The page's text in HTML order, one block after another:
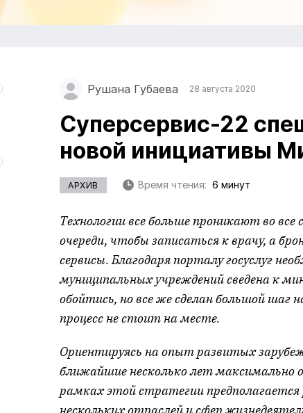
Рушана Губаева 28 августа 2020
Суперсервис-22
новой инициативы
АРХИВ Время чтения: 6 минут
Технологии все больше проникают во
очереди, чтобы записаться к врачу, а
сервисы. Благодаря порталу госуслуг
муниципальных учреждений сведена к
обойтись, но все же сделан большой
процесс не стоит на месте.
Ориентируясь на опыт развитых
ближайшие несколько лет максимально
рамках этой стратегии